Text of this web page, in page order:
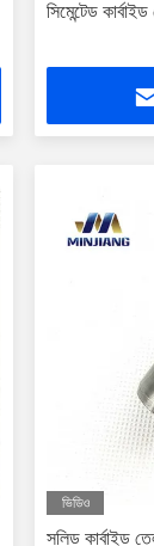
সিমেন্টেড
ভিডিও
সলিড কার্বাইড